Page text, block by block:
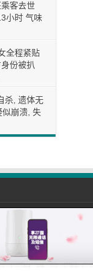
客去世
小时 气味
全程紧贴
份被扒
杀, 遗体无
似崩溃, 失